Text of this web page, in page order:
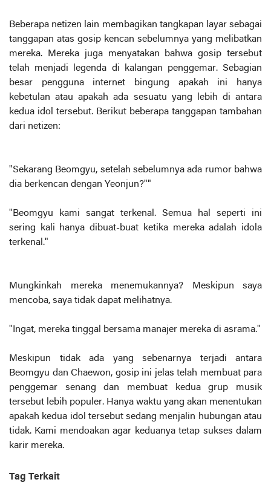
Beberapa netizen lain membagikan tangkapan layar sebagai
tanggapan atas gosip kencan sebelumnya yang melibatkan
mereka. Mereka juga menyatakan bahwa gosip tersebut
telah menjadi legenda di kalangan penggemar. Sebagian
besar pengguna internet bingung apakah ini hanya
kebetulan atau apakah ada sesuatu yang lebih di antara
kedua idol tersebut. Berikut beberapa tanggapan tambahan
dari netizen:
"Sekarang Beomgyu, setelah sebelumnya ada rumor bahwa
dia berkencan dengan Yeonjun?""
"Beomgyu kami sangat terkenal. Semua hal seperti ini
sering kali hanya dibuat-buat ketika mereka adalah idola
terkenal."
Mungkinkah mereka menemukannya? Meskipun saya
mencoba, saya tidak dapat melihatnya.
"Ingat, mereka tinggal bersama manajer mereka di asrama."
Meskipun tidak ada yang sebenarnya terjadi antara
Beomgyu dan Chaewon, gosip ini jelas telah membuat para
penggemar senang dan membuat kedua grup musik
tersebut lebih populer. Hanya waktu yang akan menentukan
apakah kedua idol tersebut sedang menjalin hubungan atau
tidak. Kami mendoakan agar keduanya tetap sukses dalam
karir mereka.
Tag Terkait